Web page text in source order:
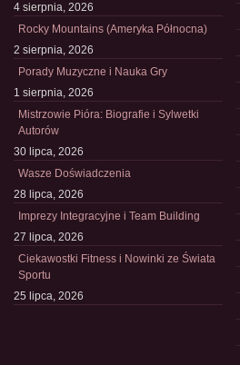
4 sierpnia, 2026
Rocky Mountains (Ameryka Północna)
2 sierpnia, 2026
Porady Muzyczne i Nauka Gry
1 sierpnia, 2026
Mistrzowie Pióra: Biografie i Sylwetki
Autorów
30 lipca, 2026
Wasze Doświadczenia
28 lipca, 2026
Imprezy Integracyjne i Team Building
27 lipca, 2026
Ciekawostki Fitness i Nowinki ze Świata
Sportu
25 lipca, 2026